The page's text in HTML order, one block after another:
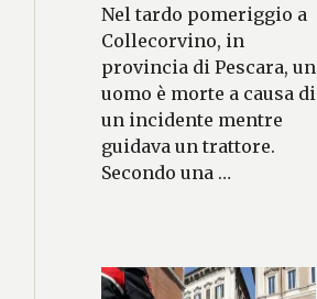
Nel tardo pomeriggio a
Collecorvino, in
provincia di Pescara, un
uomo è morte a causa di
un incidente mentre
guidava un trattore.
Secondo una …